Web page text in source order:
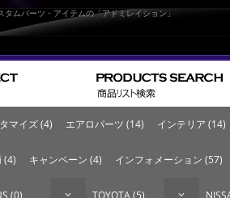
ムパーツ・アイテムの「アドミレイション」
マイズ (4) エアロパーツ (14) インテリア (14)
(4) キャンペーン (4) インフォメーション (57)
(0) TOYOTA (5)